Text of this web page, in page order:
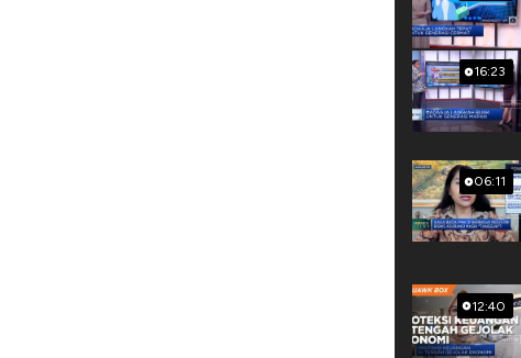
16:23
06:11
12:40